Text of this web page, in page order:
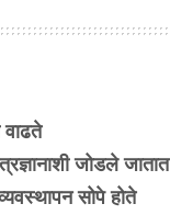
जोडले जातात
सोपे होते